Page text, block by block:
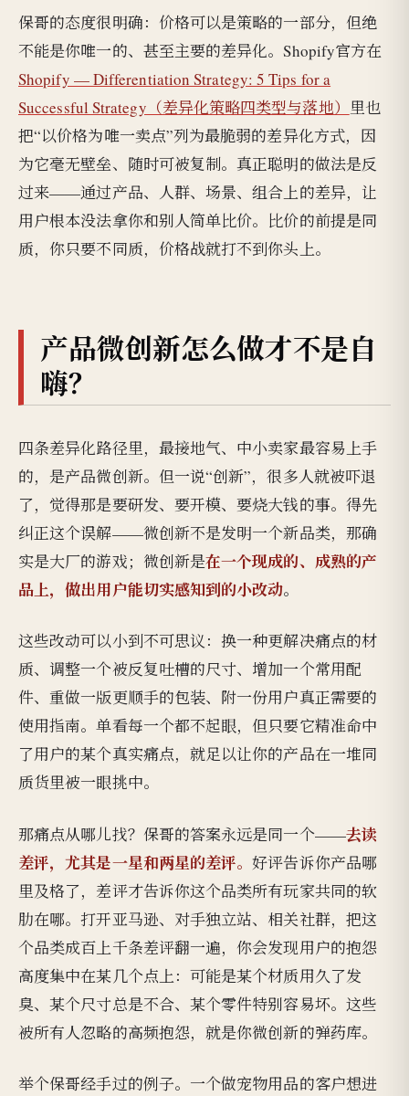
保哥的态度很明确：价格可以是策略的一部分，但绝
不能是你唯一的、甚至主要的差异化。Shopify官方在
Shopify — Differentiation Strategy: 5 Tips for a
Successful Strategy（差异化策略四类型与落地） 里也
把“以价格为唯一卖点”列为最脆弱的差异化方式，因
为它毫无壁垒、随时可被复制。真正聪明的做法是反
过来——通过产品、人群、场景、组合上的差异，让
用户根本没法拿你和别人简单比价。比价的前提是同
质，你只要不同质，价格战就打不到你头上。
产品微创新怎么做才不是自
嗨？
四条差异化路径里，最接地气、中小卖家最容易上手
的，是产品微创新。但一说“创新”，很多人就被吓退
了，觉得那是要研发、要开模、要烧大钱的事。得先
纠正这个误解——微创新不是发明一个新品类，那确
实是大厂的游戏；微创新是在一个现成的、成熟的产
品上，做出用户能切实感知到的小改动。
这些改动可以小到不可思议：换一种更解决痛点的材
质、调整一个被反复吐槽的尺寸、增加一个常用配
件、重做一版更顺手的包装、附一份用户真正需要的
使用指南。单看每一个都不起眼，但只要它精准命中
了用户的某个真实痛点，就足以让你的产品在一堆同
质货里被一眼挑中。
那痛点从哪儿找？保哥的答案永远是同一个——去读
差评，尤其是一星和两星的差评。好评告诉你产品哪
里及格了，差评才告诉你这个品类所有玩家共同的软
肋在哪。打开亚马逊、对手独立站、相关社群，把这
个品类成百上千条差评翻一遍，你会发现用户的抱怨
高度集中在某几个点上：可能是某个材质用久了发
臭、某个尺寸总是不合、某个零件特别容易坏。这些
被所有人忽略的高频抱怨，就是你微创新的弹药库。
举个保哥经手过的例子。一个做宠物用品的客户想进